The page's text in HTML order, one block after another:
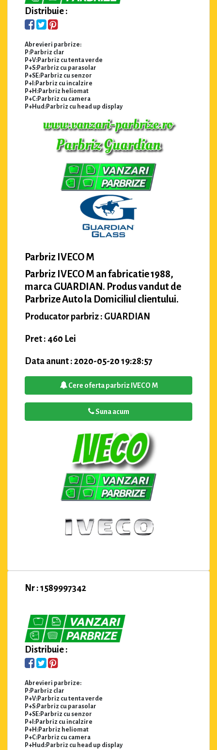
Distribuie :
Abrevieri parbrize:
P:Parbriz clar
P+V:Parbriz cu tenta verde
P+S:Parbriz cu parasolar
P+SE:Parbriz cu senzor
P+I:Parbriz cu incalzire
P+H:Parbriz heliomat
P+C:Parbriz cu camera
P+Hud:Parbriz cu head up display
Parbriz IVECO M
Parbriz IVECO M an fabricatie 1988,
marca GUARDIAN. Produs vandut de
Parbrize Auto la Domiciliul clientului.
Producator parbriz : GUARDIAN
Pret : 460 Lei
Data anunt : 2020-05-20 19:28:57
Cere oferta parbriz IVECO M
Suna acum
Nr : 1589997342
Distribuie :
Abrevieri parbrize:
P:Parbriz clar
P+V:Parbriz cu tenta verde
P+S:Parbriz cu parasolar
P+SE:Parbriz cu senzor
P+I:Parbriz cu incalzire
P+H:Parbriz heliomat
P+C:Parbriz cu camera
P+Hud:Parbriz cu head up display